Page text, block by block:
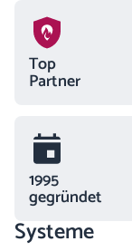
Top
Partner
1995
gegründet
Systeme